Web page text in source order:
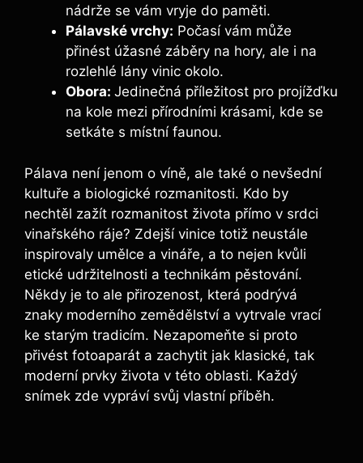
nádrže se vám vryje do paměti.
Pálavské vrchy: Počasí vám může
přinést úžasné záběry na hory, ale i na
rozlehlé lány vinic okolo.
Obora: Jedinečná příležitost pro projížďku
na kole mezi přírodními krásami, kde se
setkáte s místní faunou.
Pálava není jenom o víně, ale také o nevšední
kultuře a biologické rozmanitosti. Kdo by
nechtěl zažít rozmanitost života přímo v srdci
vinařského ráje? Zdejší vinice totiž neustále
inspirovaly umělce a vináře, a to nejen kvůli
etické udržitelnosti a technikám pěstování.
Někdy je to ale přirozenost, která podrývá
znaky moderního zemědělství a vytrvale vrací
ke starým tradicím. Nezapomeňte si proto
přivést fotoaparát a zachytit jak klasické, tak
moderní prvky života v této oblasti. Každý
snímek zde vypráví svůj vlastní příběh.